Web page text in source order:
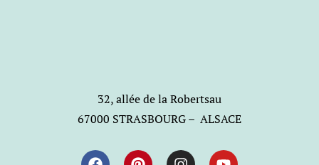
32, allée de la Robertsau
67000 STRASBOURG – ALSACE